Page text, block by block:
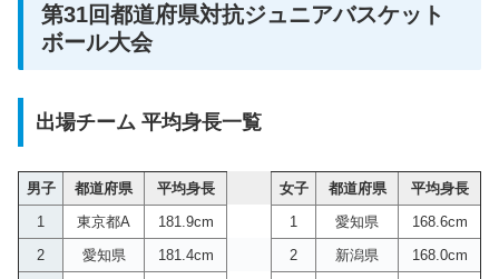
第31回都道府県対抗ジュニアバスケット
ボール大会
出場チーム 平均身長一覧
男子 都道府県 平均身長 女子 都道府県
平均身長
1
東京都A 181.9cm 1 愛知県
168.6cm
2
愛知県 181.4cm 2 新潟県
168.0cm